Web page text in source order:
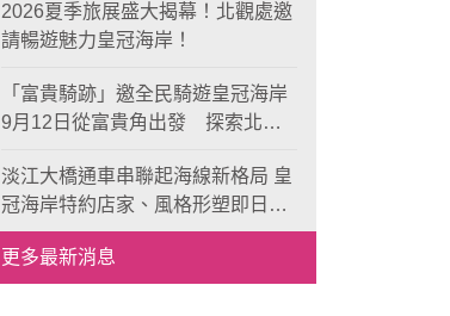
2026夏季旅展盛大揭幕！北觀處邀
請暢遊魅力皇冠海岸！
「富貴騎跡」邀全民騎遊皇冠海岸
9月12日從富貴角出發 探索北海
淡江大橋通車串聯起海線新格局 皇
冠海岸特約店家、風格形塑即日起
開放報名
更多最新消息